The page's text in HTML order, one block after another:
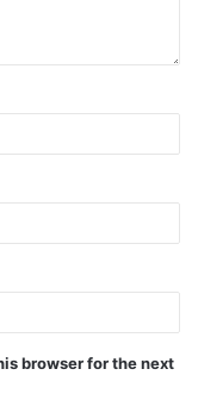
browser for the next